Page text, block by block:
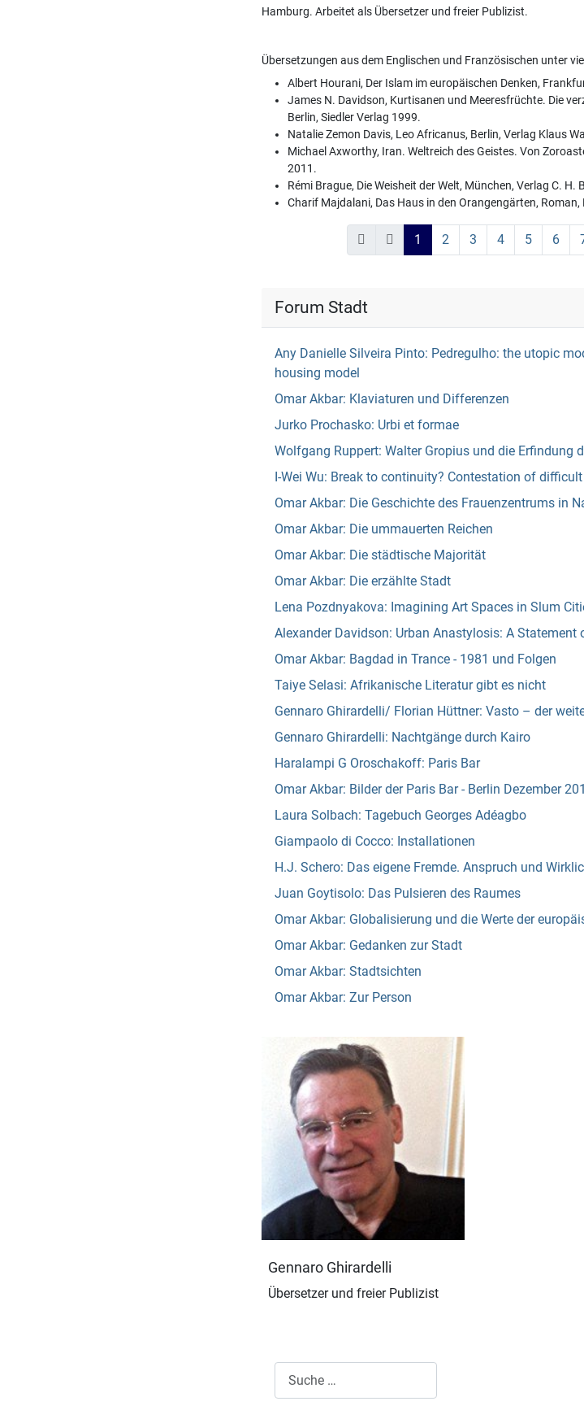
Hamburg. Arbeitet als Übersetzer und freier Publizist.
Übersetzungen aus dem Englischen und Französischen unter
Albert Hourani, Der Islam im europäischen Denken,
James N. Davidson, Kurtisanen und Meeresfrüchte. Die
Berlin, Siedler Verlag 1999.
Natalie Zemon Davis, Leo Africanus, Berlin, Verlag Klaus
Michael Axworthy, Iran. Weltreich des Geistes. Von
2011.
Rémi Brague, Die Weisheit der Welt, München, Verlag C. H.
Charif Majdalani, Das Haus in den Orangengärten,
1 2 3 4 5 6
Forum Stadt
Any Danielle Silveira Pinto: Pedregulho: the utopic
housing model
Omar Akbar: Klaviaturen und Differenzen
Jurko Prochasko: Urbi et formae
Wolfgang Ruppert: Walter Gropius und die Erfindung
I-Wei Wu: Break to continuity? Contestation of
Omar Akbar: Die Geschichte des Frauenzentrums in
Omar Akbar: Die ummauerten Reichen
Omar Akbar: Die städtische Majorität
Omar Akbar: Die erzählte Stadt
Lena Pozdnyakova: Imagining Art Spaces in Slum
Alexander Davidson: Urban Anastylosis: A Statement
Omar Akbar: Bagdad in Trance - 1981 und Folgen
Taiye Selasi: Afrikanische Literatur gibt es nicht
Gennaro Ghirardelli/ Florian Hüttner: Vasto – der
Gennaro Ghirardelli: Nachtgänge durch Kairo
Haralampi G Oroschakoff: Paris Bar
Omar Akbar: Bilder der Paris Bar - Berlin Dezember
Laura Solbach: Tagebuch Georges Adéagbo
Giampaolo di Cocco: Installationen
H.J. Schero: Das eigene Fremde. Anspruch und
Juan Goytisolo: Das Pulsieren des Raumes
Omar Akbar: Globalisierung und die Werte der
Omar Akbar: Gedanken zur Stadt
Omar Akbar: Stadtsichten
Omar Akbar: Zur Person
Gennaro Ghirardelli
Übersetzer und freier Publizist